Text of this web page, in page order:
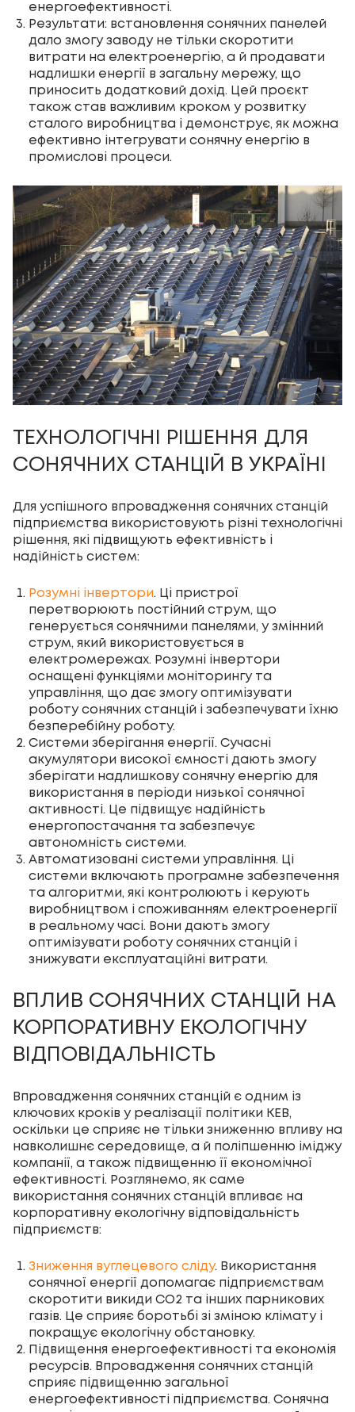
енергоефективності.
Результати: встановлення сонячних панелей
дало змогу заводу не тільки скоротити
витрати на електроенергію, а й продавати
надлишки енергії в загальну мережу, що
приносить додатковий дохід. Цей проєкт
також став важливим кроком у розвитку
сталого виробництва і демонструє, як можна
ефективно інтегрувати сонячну енергію в
промислові процеси.
ТЕХНОЛОГІЧНІ РІШЕННЯ ДЛЯ
СОНЯЧНИХ СТАНЦІЙ В УКРАЇНІ
Для успішного впровадження сонячних станцій
підприємства використовують різні технологічні
рішення, які підвищують ефективність і
надійність систем:
Розумні інвертори. Ці пристрої
перетворюють постійний струм, що
генерується сонячними панелями, у змінний
струм, який використовується в
електромережах. Розумні інвертори
оснащені функціями моніторингу та
управління, що дає змогу оптимізувати
роботу сонячних станцій і забезпечувати їхню
безперебійну роботу.
Системи зберігання енергії. Сучасні
акумулятори високої ємності дають змогу
зберігати надлишкову сонячну енергію для
використання в періоди низької сонячної
активності. Це підвищує надійність
енергопостачання та забезпечує
автономність системи.
Автоматизовані системи управління. Ці
системи включають програмне забезпечення
та алгоритми, які контролюють і керують
виробництвом і споживанням електроенергії
в реальному часі. Вони дають змогу
оптимізувати роботу сонячних станцій і
знижувати експлуатаційні витрати.
ВПЛИВ СОНЯЧНИХ СТАНЦІЙ НА
КОРПОРАТИВНУ ЕКОЛОГІЧНУ
ВІДПОВІДАЛЬНІСТЬ
Впровадження сонячних станцій є одним із
ключових кроків у реалізації політики КЕВ,
оскільки це сприяє не тільки зниженню впливу на
навколишнє середовище, а й поліпшенню іміджу
компанії, а також підвищенню її економічної
ефективності. Розглянемо, як саме
використання сонячних станцій впливає на
корпоративну екологічну відповідальність
підприємств:
Зниження вуглецевого сліду. Використання
сонячної енергії допомагає підприємствам
скоротити викиди CO2 та інших парникових
газів. Це сприяє боротьбі зі зміною клімату і
покращує екологічну обстановку.
Підвищення енергоефективності та економія
ресурсів. Впровадження сонячних станцій
сприяє підвищенню загальної
енергоефективності підприємства. Сонячна